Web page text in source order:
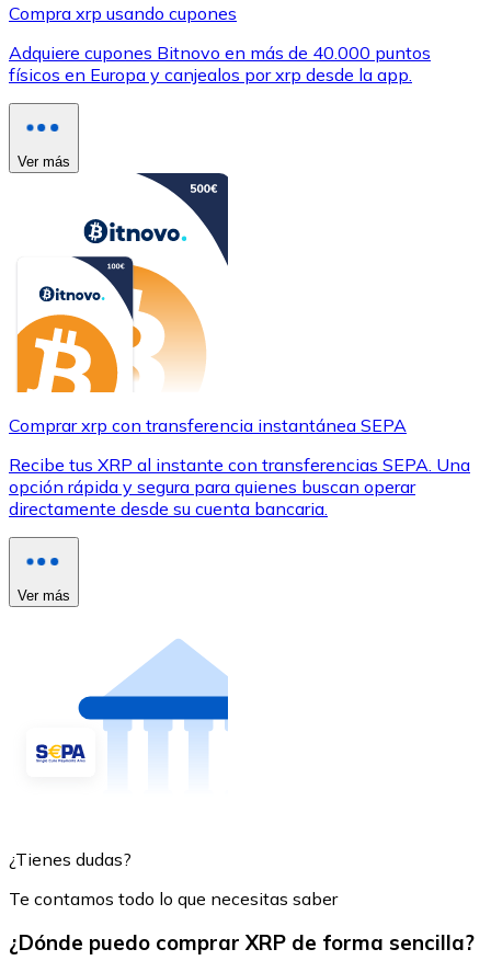
Compra xrp usando cupones
Adquiere cupones Bitnovo en más de 40.000 puntos
físicos en Europa y canjealos por xrp desde la app.
Ver más
Comprar xrp con transferencia instantánea SEPA
Recibe tus XRP al instante con transferencias SEPA. Una
opción rápida y segura para quienes buscan operar
directamente desde su cuenta bancaria.
Ver más
¿Tienes dudas?
Te contamos todo lo que necesitas saber
¿Dónde puedo comprar XRP de forma sencilla?